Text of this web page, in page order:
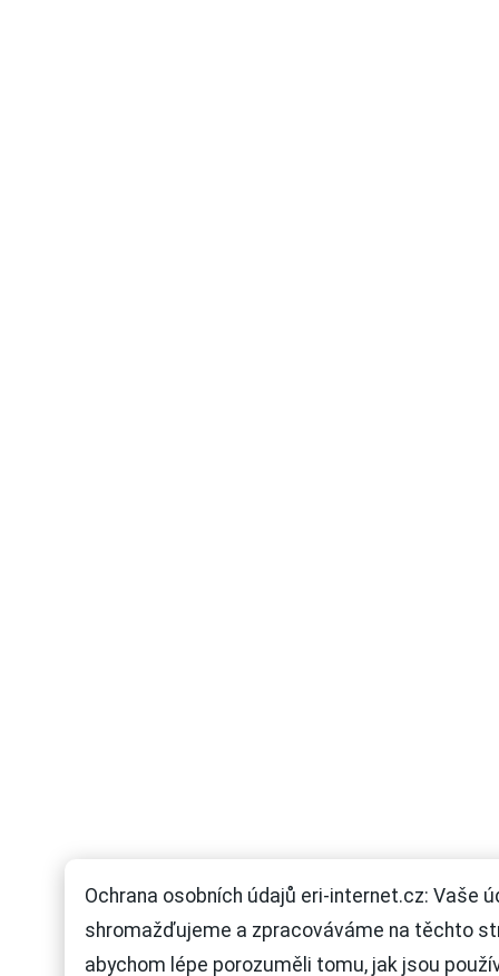
Ochrana osobních údajů eri-internet.cz: Vaše
shromažďujeme a zpracováváme na těchto
abychom lépe porozuměli tomu, jak jsou